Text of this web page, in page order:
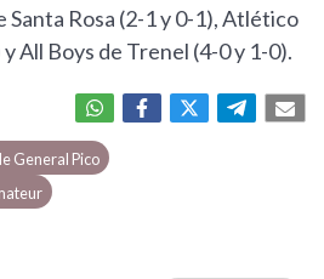
Rosa (2-1 y 0-1), Atlético
All Boys de Trenel (4-0 y 1-0).
General Pico